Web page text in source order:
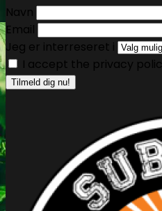
Navn
Email
Jeg er interreseret i
I accept the privacy